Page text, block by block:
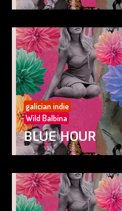
galician indie
Wild Balbina
BLUE HOUR